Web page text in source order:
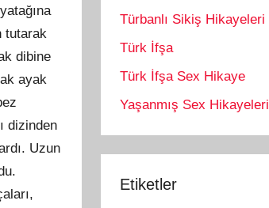
tutarak
dibine
ayak
dizinden
Uzun
Türbanlı Sikiş Hikayeleri
Türk İfşa
Türk İfşa Sex Hikaye
Yaşanmış Sex Hikayeleri
Etiketler